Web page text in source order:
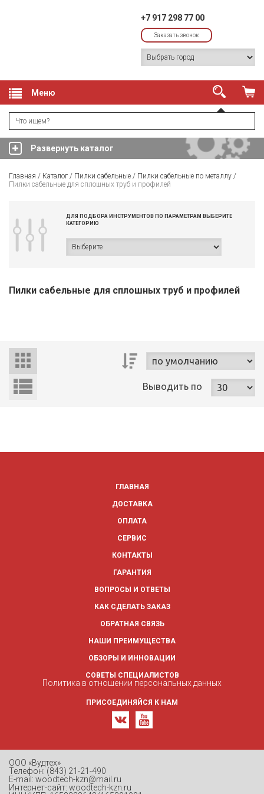
+7 917 298 77 00
Заказать звонок
Меню
Развернуть каталог
Главная / Каталог / Пилки сабельные / Пилки сабельные по металлу /
Пилки сабельные для сплошных труб и профилей
ДЛЯ ПОДБОРА ИНСТРУМЕНТОВ ПО ПАРАМЕТРАМ ВЫБЕРИТЕ
КАТЕГОРИЮ
Пилки сабельные для сплошных труб и профилей
Выводить по
ГЛАВНАЯ
ДОСТАВКА
ОПЛАТА
СЕРВИС
КОНТАКТЫ
ГАРАНТИЯ
ВОПРОСЫ И ОТВЕТЫ
КАК СДЕЛАТЬ ЗАКАЗ
ОБРАТНАЯ СВЯЗЬ
НАШИ ПРЕИМУЩЕСТВА
ОБЗОРЫ И ИННОВАЦИИ
СОВЕТЫ СПЕЦИАЛИСТОВ
Политика в отношении персональных данных
ПРИСОЕДИНЯЙСЯ К НАМ
ООО «Вудтех»
Телефон: (843) 21-21-490
E-mail: woodtech-kzn@mail.ru
Интернет-сайт: woodtech-kzn.ru